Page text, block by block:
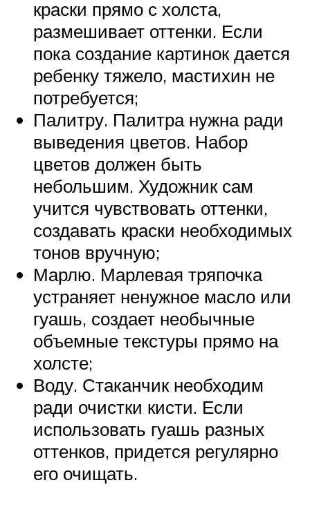
краски прямо с холста,
размешивает оттенки. Если
пока создание картинок дается
ребенку тяжело, мастихин не
потребуется;
Палитру. Палитра нужна ради
выведения цветов. Набор
цветов должен быть
небольшим. Художник сам
учится чувствовать оттенки,
создавать краски необходимых
тонов вручную;
Марлю. Марлевая тряпочка
устраняет ненужное масло или
гуашь, создает необычные
объемные текстуры прямо на
холсте;
Воду. Стаканчик необходим
ради очистки кисти. Если
использовать гуашь разных
оттенков, придется регулярно
его очищать.